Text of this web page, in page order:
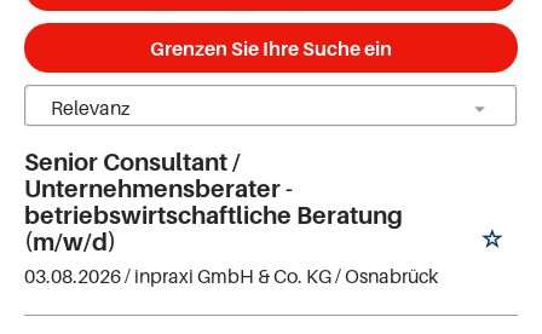
Grenzen Sie Ihre Suche ein
Senior Consultant /
Unternehmensberater -
betriebswirtschaftliche Beratung
(m/w/d)
03.08.2026 / inpraxi GmbH & Co. KG/ Osnabrück